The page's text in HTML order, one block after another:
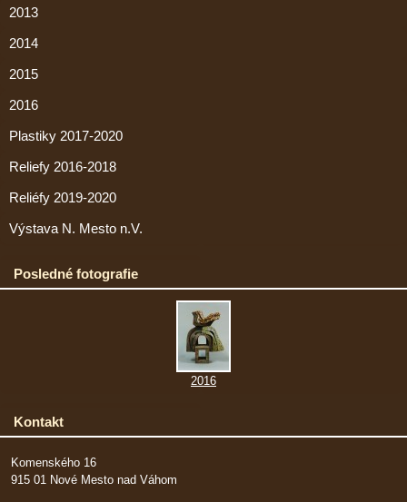
2013
2014
2015
2016
Plastiky 2017-2020
Reliefy 2016-2018
Reliéfy 2019-2020
Výstava N. Mesto n.V.
Posledné fotografie
2016
Kontakt
Komenského 16
915 01 Nové Mesto nad Váhom